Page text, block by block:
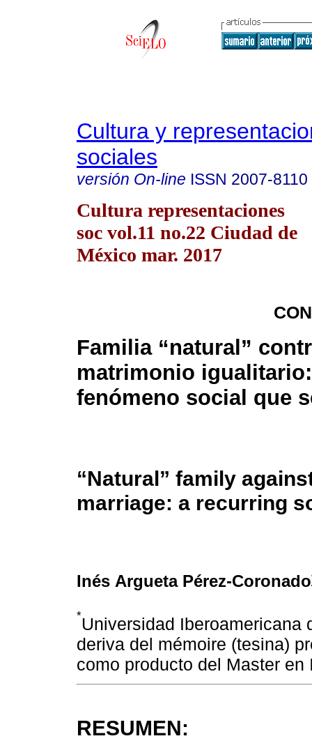
Cultura y
sociales
versión On-line ISSN 2007-8110
Cultura representaciones
soc vol.11 no.22 Ciudad de
México mar. 2017
Familia “natural”
matrimonio
fenómeno social que
“Natural” family
marriage: a recurring
Inés Argueta Pérez-Coronado
*Universidad Iberoamericana
deriva del mémoire (tesina)
como producto del Master
RESUMEN: